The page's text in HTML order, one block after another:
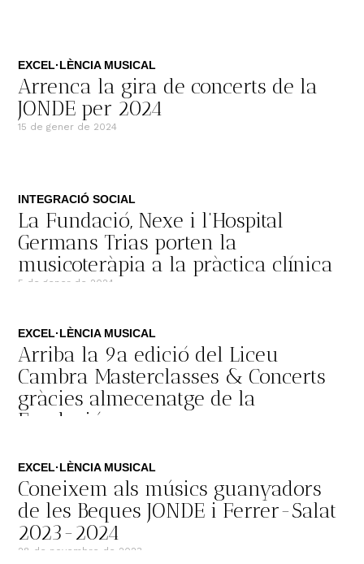
EXCEL·LÈNCIA MUSICAL
Arrenca la gira de concerts de la
JONDE per 2024
15 de gener de 2024
INTEGRACIÓ SOCIAL
La Fundació, Nexe i l’Hospital
Germans Trias porten la
musicoteràpia a la pràctica clínica
5 de gener de 2024
EXCEL·LÈNCIA MUSICAL
Arriba la 9a edició del Liceu
Cambra Masterclasses & Concerts
gràcies almecenatge de la
Fundació
EXCEL·LÈNCIA MUSICAL
Coneixem als músics guanyadors
de les Beques JONDE i Ferrer-Salat
2023-2024
28 de novembre de 2023